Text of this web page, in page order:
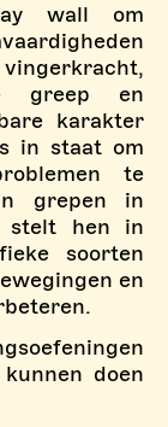
wall om
greep en
karakter
in staat om
te
grepen in
stelt hen in
soorten
en
doen